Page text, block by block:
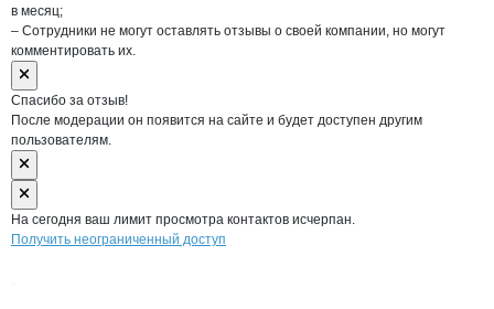
в месяц;
– Сотрудники не могут оставлять отзывы о своей компании, но могут
комментировать их.
Спасибо за отзыв!
После модерации он появится на сайте и будет доступен другим
пользователям.
На сегодня ваш лимит просмотра контактов исчерпан.
Получить неограниченный доступ